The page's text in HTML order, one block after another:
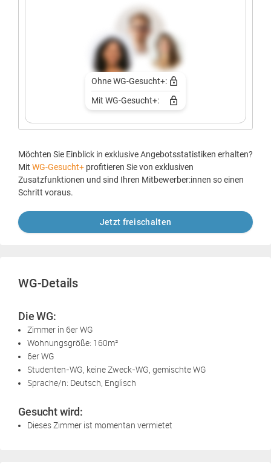
Ohne WG-Gesucht+:
Mit WG-Gesucht+:
Möchten Sie Einblick in exklusive Angebotsstatistiken erhalten?
Mit WG-Gesucht+ profitieren Sie von exklusiven
Zusatzfunktionen und sind Ihren Mitbewerber:innen so einen
Schritt voraus.
Jetzt freischalten
WG-Details
Die WG:
Zimmer in 6er WG
Wohnungsgröße: 160m²
6er WG
Studenten-WG, keine Zweck-WG, gemischte WG
Sprache/n: Deutsch, Englisch
Gesucht wird:
Dieses Zimmer ist momentan vermietet